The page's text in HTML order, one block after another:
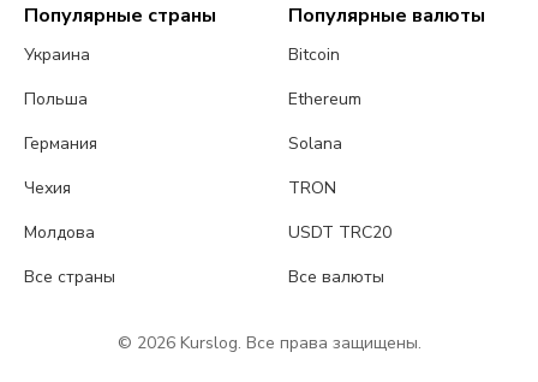
Популярные страны
Украина
Польша
Германия
Чехия
Молдова
Все страны
Популярные валюты
Bitcoin
Ethereum
Solana
TRON
USDT TRC20
Все валюты
© 2026 Kurslog. Все права защищены.